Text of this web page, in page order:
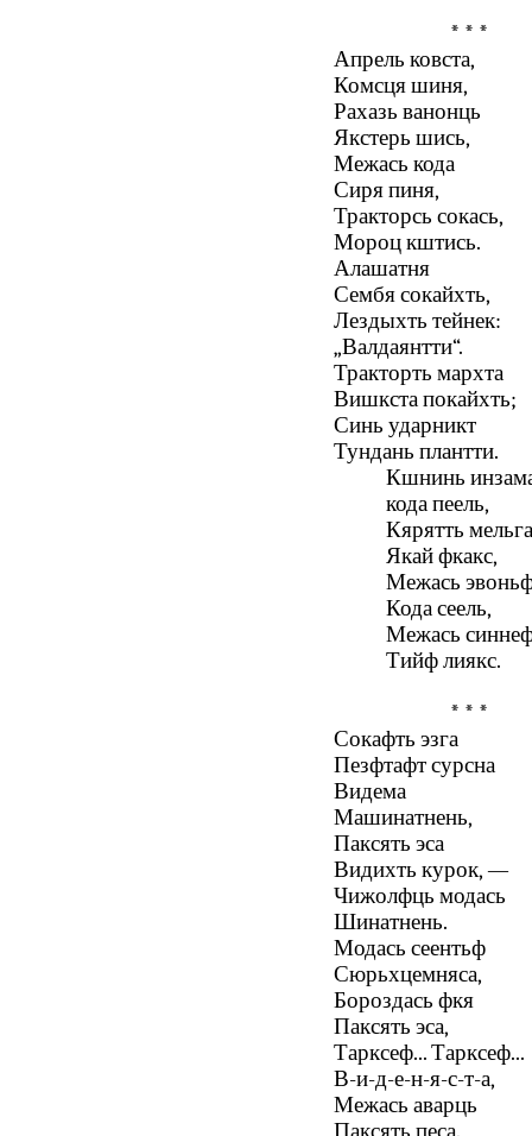
* * *
Апрель ковста,
Комсця шиня,
Рахазь ванонць
Якстерь шись,
Межась кода
Сиря пиня,
Тракторсь сокась,
Мороц кштись.
Алашатня
Сембя сокайхть,
Лездыхть тейнек:
„Валдаянтти“.
Тракторть мархта
Вишкста покайхть;
Синь ударникт
Тундань плантти.
Кшнинь
кода пеель,
Кярятть
Якай фкакс,
Межась
Кода сеель,
Межась
Тийф лиякс.
* * *
Сокафть эзга
Пезфтафт сурсна
Видема
Машинатнень,
Паксять эса
Видихть курок, —
Чижолфць модась
Шинатнень.
Модась сеентьф
Сюрьхцемняса,
Бороздась фкя
Паксять эса,
Тарксеф... Тарксеф...
В-и-д-е-н-я-с-т-а,
Межась аварць